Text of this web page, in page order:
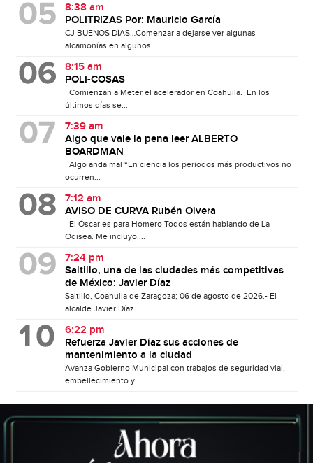
8:38 am
POLITRIZAS Por: Mauricio García
CJ BUENOS DÍAS…Comenzar a dejarse ver algunas
alcamonías en algunos...
8:15 am
POLI-COSAS
Comienzan a Meter el acelerador en Coahuila. En los
últimos días se...
7:39 am
Algo que vale la pena leer ALBERTO
BOARDMAN
Algo anda mal “En ciencia los períodos más productivos no
ocurren...
7:12 am
AVISO DE CURVA Rubén Olvera
El Óscar es para Homero Todos están hablando de La
Odisea. Me incluyo....
7:24 pm
Saltillo, una de las ciudades más competitivas
de México: Javier Díaz
Saltillo, Coahuila de Zaragoza; 06 de agosto de 2026.- El
alcalde Javier Díaz...
6:22 pm
Refuerza Javier Díaz sus acciones de
mantenimiento a la ciudad
Avanza Gobierno Municipal con trabajos de seguridad vial,
embellecimiento y...